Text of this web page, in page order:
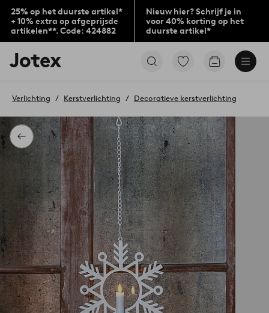
25% op het duurste artikel*
+ 10% extra op afgeprijsde
artikelen**. Code: 424882
Nieuw hier? Schrijf je in
voor 40% korting op het
duurste artikel*
Jotex
logo
to
home
page
Ga
gemarkeerde
Go
Terug
Verlichting Kerstverlichting Decoratieve kerstverlichting